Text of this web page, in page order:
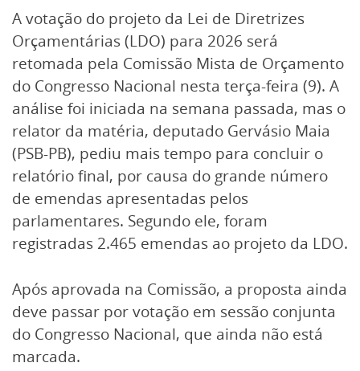
A votação do projeto da Lei de Diretrizes
Orçamentárias (LDO) para 2026 será
retomada pela Comissão Mista de Orçamento
do Congresso Nacional nesta terça-feira (9). A
análise foi iniciada na semana passada, mas o
relator da matéria, deputado Gervásio Maia
(PSB-PB), pediu mais tempo para concluir o
relatório final, por causa do grande número
de emendas apresentadas pelos
parlamentares. Segundo ele, foram
registradas 2.465 emendas ao projeto da LDO.
Após aprovada na Comissão, a proposta ainda
deve passar por votação em sessão conjunta
do Congresso Nacional, que ainda não está
marcada.